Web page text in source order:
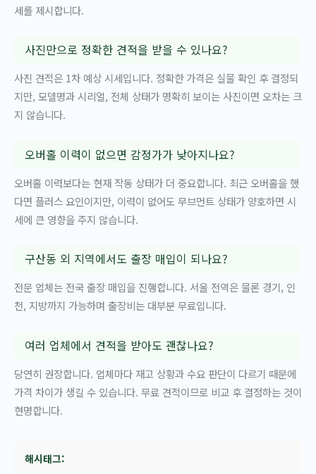
세를 제시합니다.
사진만으로 정확한 견적을 받을 수 있나요?
사진 견적은 1차 예상 시세입니다. 정확한 가격은 실물 확인 후 결정되
지만, 모델명과 시리얼, 전체 상태가 명확히 보이는 사진이면 오차는 크
지 않습니다.
오버홀 이력이 없으면 감정가가 낮아지나요?
오버홀 이력보다는 현재 작동 상태가 더 중요합니다. 최근 오버홀을 했
다면 플러스 요인이지만, 이력이 없어도 무브먼트 상태가 양호하면 시
세에 큰 영향을 주지 않습니다.
구산동 외 지역에서도 출장 매입이 되나요?
전문 업체는 전국 출장 매입을 진행합니다. 서울 전역은 물론 경기, 인
천, 지방까지 가능하며 출장비는 대부분 무료입니다.
여러 업체에서 견적을 받아도 괜찮나요?
당연히 권장합니다. 업체마다 재고 상황과 수요 판단이 다르기 때문에
가격 차이가 생길 수 있습니다. 무료 견적이므로 비교 후 결정하는 것이
현명합니다.
해시태그: